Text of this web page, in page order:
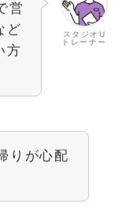
スタジオU
トレーナー
営
ど
方
りが心配